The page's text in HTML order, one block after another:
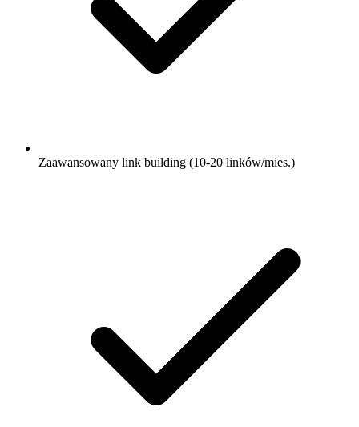
Zaawansowany link building (10-20 linków/mies.)